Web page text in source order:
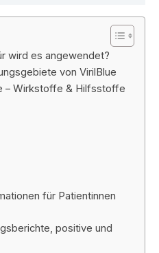
wird es angewendet?
von VirilBlue
– Wirkstoffe & Hilfsstoffe
für Patientinnen
positive und